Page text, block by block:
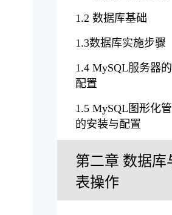
1.2 数据库基础
1.3数据库实施步骤
1.4 MySQL服务器
配置
1.5 MySQL图形化
的安装与配置
第二章 数据库
表操作